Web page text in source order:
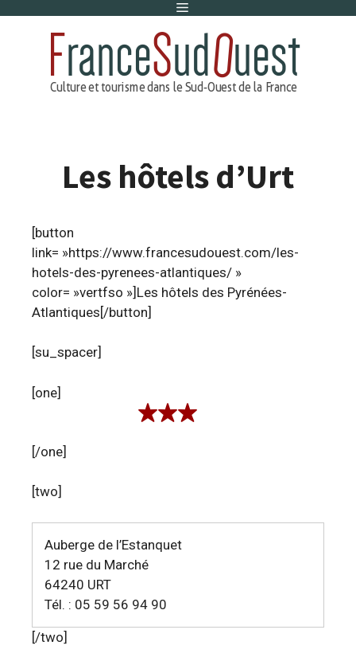
Menu
Les hôtels d’Urt
[button
link= »https://www.francesudouest.com/les-
hotels-des-pyrenees-atlantiques/ »
color= »vertfso »]Les hôtels des Pyrénées-
Atlantiques[/button]
[su_spacer]
[one]
[/one]
[two]
Auberge de l’Estanquet
12 rue du Marché
64240 URT
Tél. : 05 59 56 94 90
[/two]